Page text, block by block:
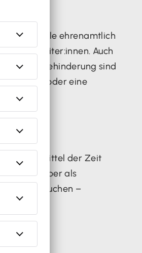
gehören alle ehrenamtlich
Kursleiter:innen. Auch
mit Behinderung sind
oder eine
als ein Drittel der Zeit
Aber als
beanspruchen –